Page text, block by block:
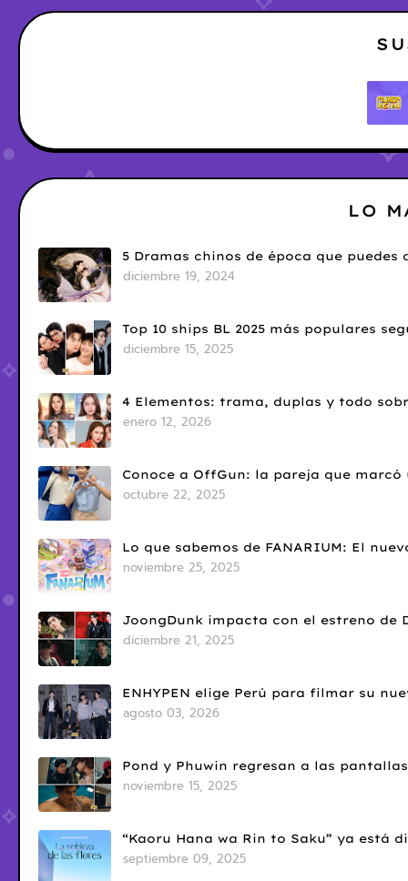
LO
5 Dramas chinos de época que
diciembre 19, 2024
Top 10 ships BL 2025 más populares
diciembre 15, 2025
4 Elementos: trama, duplas y todo
enero 12, 2026
Conoce a OffGun: la pareja que
octubre 22, 2025
Lo que sabemos de FANARIUM: El
noviembre 25, 2025
JoongDunk impacta con el estreno de
diciembre 21, 2025
ENHYPEN elige Perú para filmar su
agosto 03, 2026
Pond y Phuwin regresan a las
noviembre 15, 2025
“Kaoru Hana wa Rin to Saku” ya está
septiembre 09, 2025